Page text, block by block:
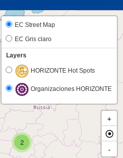
2
EC Street Map
EC Gris claro
Layers
HORIZONTE Hot Spots
Organizaciones HORIZONTE
+
-